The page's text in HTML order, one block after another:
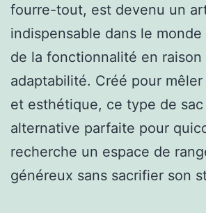
fourre-tout, est devenu un
indispensable dans le
de la fonctionnalité en raison
adaptabilité. Créé pour
et esthétique, ce type de
alternative parfaite pour
recherche un espace de
généreux sans sacrifier son